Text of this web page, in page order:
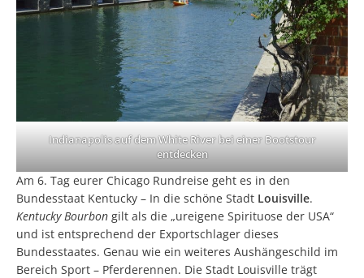
Indianapolis auf dem White River bei einer Bootstour
entdecken
Am 6. Tag eurer Chicago Rundreise geht es in den
Bundesstaat Kentucky – In die schöne Stadt Louisville.
Kentucky Bourbon gilt als die „ureigene Spirituose der USA“
und ist entsprechend der Exportschlager dieses
Bundesstaates. Genau wie ein weiteres Aushängeschild im
Bereich Sport – Pferderennen. Die Stadt Louisville trägt